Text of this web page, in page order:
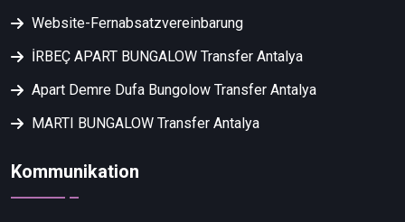
Website-Fernabsatzvereinbarung
İRBEÇ APART BUNGALOW Transfer Antalya
Apart Demre Dufa Bungolow Transfer Antalya
MARTI BUNGALOW Transfer Antalya
Kommunikation